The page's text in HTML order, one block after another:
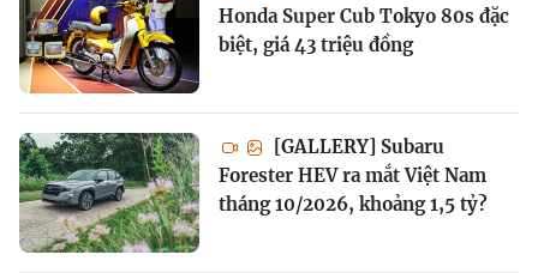
Honda Super Cub Tokyo 80s đặc
biệt, giá 43 triệu đồng
[GALLERY] Subaru
Forester HEV ra mắt Việt Nam
tháng 10/2026, khoảng 1,5 tỷ?